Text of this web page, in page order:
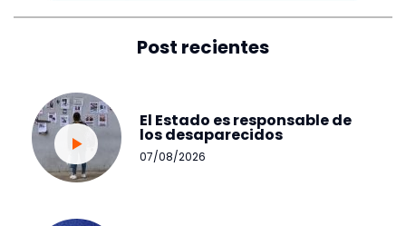
Post recientes
El Estado es responsable de
los desaparecidos
07/08/2026